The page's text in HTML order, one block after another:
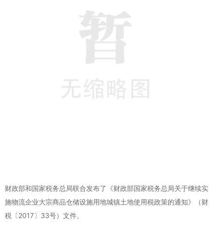
财政部和国家税务总局联合发布了《财政部国家税务总局关于继续实
施物流企业大宗商品仓储设施用地城镇土地使用税政策的通知》（财
税〔2017〕33号）文件。